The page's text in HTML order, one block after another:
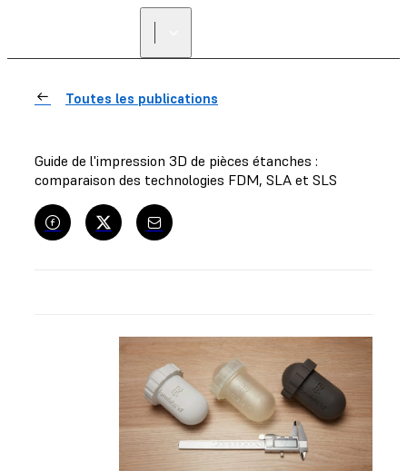
Toutes les publications
Guide de l'impression 3D de pièces étanches :
comparaison des technologies FDM, SLA et SLS